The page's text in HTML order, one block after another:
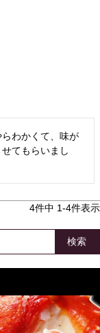
わかくて、味が
てもらいまし
4件中 1-4件表示
検索